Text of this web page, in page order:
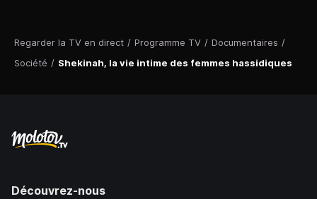
Regarder la TV en direct / Programme TV / Documentaires /
Société / Shekinah, la vie intime des femmes hassidiques
Découvrez-nous